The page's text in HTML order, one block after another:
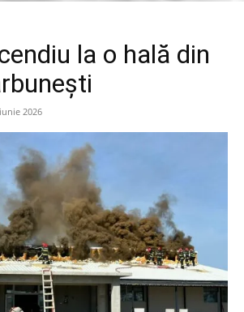
la o hală din
2026